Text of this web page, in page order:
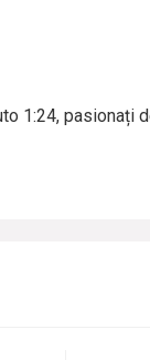
1:24, pasionați